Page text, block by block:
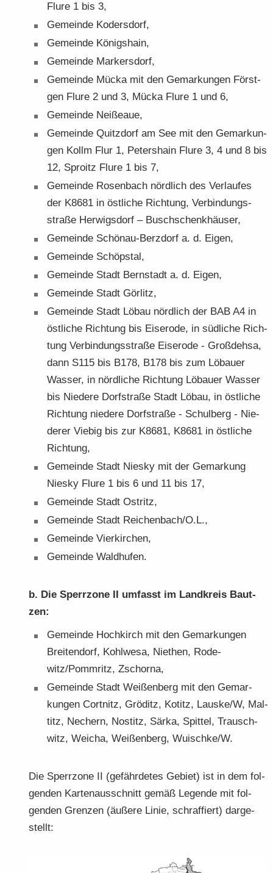
Flure 1 bis 3,
Ge­mein­de Ko­ders­dorf,
Ge­mein­de Kö­nigs­hain,
Ge­mein­de Mar­kers­dorf,
Ge­mein­de Mücka mit den Ge­mar­kun­gen Förs­t­
gen Flure 2 und 3, Mücka Flure 1 und 6,
Ge­mein­de Nei­ßeaue,
Ge­mein­de Quitz­dorf am See mit den Ge­mar­kun­
gen Kollm Flur 1, Pe­ters­hain Flure 3, 4 und 8 bis
12, Sproitz Flure 1 bis 7,
Ge­mein­de Ro­sen­bach nörd­lich des Ver­lau­fes
der K8681 in öst­li­che Rich­tung, Ver­bin­dungs­
stra­ße Her­wigs­dorf – Busch­schenk­häu­ser,
Ge­mein­de Schönau-​Berzdorf a. d. Eigen,
Ge­mein­de Schöps­tal,
Ge­mein­de Stadt Bern­stadt a. d. Eigen,
Ge­mein­de Stadt Gör­litz,
Ge­mein­de Stadt Löbau nörd­lich der BAB A4 in
öst­li­che Rich­tung bis Ei­sero­de, in süd­li­che Rich­
tung Ver­bin­dungs­stra­ße Ei­sero­de - Groß­deh­sa,
dann S115 bis B178, B178 bis zum Lö­bau­er
Was­ser, in nörd­li­che Rich­tung Lö­bau­er Was­ser
bis Nie­de­re Dorf­stra­ße Stadt Löbau, in öst­li­che
Rich­tung nie­de­re Dorf­stra­ße - Schul­berg - Nie­
de­rer Vie­big bis zur K8681, K8681 in öst­li­che
Rich­tung,
Ge­mein­de Stadt Nies­ky mit der Ge­mar­kung
Nies­ky Flure 1 bis 6 und 11 bis 17,
Ge­mein­de Stadt Ost­ritz,
Ge­mein­de Stadt Rei­chen­bach/O.L.,
Ge­mein­de Vier­kir­chen,
Ge­mein­de Wald­hu­fen.
b. Die Sperr­zo­ne II um­fasst im Land­kreis Baut­
zen:
Ge­mein­de Hoch­kirch mit den Ge­mar­kun­gen
Brei­ten­dorf, Kohl­we­sa, Nie­then, Ro­de­
witz/Pomm­ritz, Zschor­na,
Ge­mein­de Stadt Wei­ßen­berg mit den Ge­mar­
kun­gen Cort­nitz, Grö­ditz, Ko­titz, Laus­ke/W, Mal­
titz, Ne­chern, Nostitz, Särka, Spit­tel, Trausch­
witz, Wei­cha, Wei­ßen­berg, Wuisch­ke/W.
Die Sperr­zo­ne II (ge­fähr­de­tes Ge­biet) ist in dem fol­
gen­den Kar­ten­aus­schnitt gemäß Le­gen­de mit fol­
gen­den Gren­zen (äu­ße­re Linie, schraf­fiert) dar­ge­
stellt: